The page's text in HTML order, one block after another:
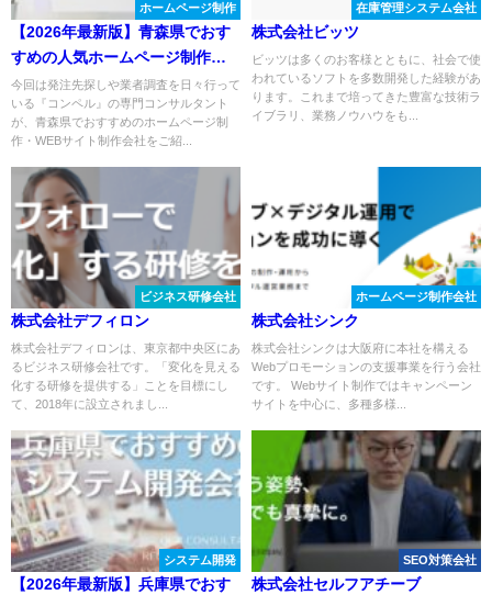
ホームページ制作
【2026年最新版】青森県でおす
すめの人気ホームページ制作会
社８選
今回は発注先探しや業者調査を日々行って
いる『コンペル』の専門コンサルタント
が、青森県でおすすめのホームページ制
作・WEBサイト制作会社をご紹...
在庫管理システム会社
株式会社ビッツ
ビッツは多くのお客様とともに、社会で使
われているソフトを多数開発した経験があ
ります。これまで培ってきた豊富な技術ラ
イブラリ、業務ノウハウをも...
ビジネス研修会社
株式会社デフィロン
株式会社デフィロンは、東京都中央区にあ
るビジネス研修会社です。「変化を見える
化する研修を提供する」ことを目標にし
て、2018年に設立されまし...
ホームページ制作会社
株式会社シンク
株式会社シンクは大阪府に本社を構える
Webプロモーションの支援事業を行う会社
です。 Webサイト制作ではキャンペーン
サイトを中心に、多種多様...
システム開発
【2026年最新版】兵庫県でおす
SEO対策会社
株式会社セルフアチーブ